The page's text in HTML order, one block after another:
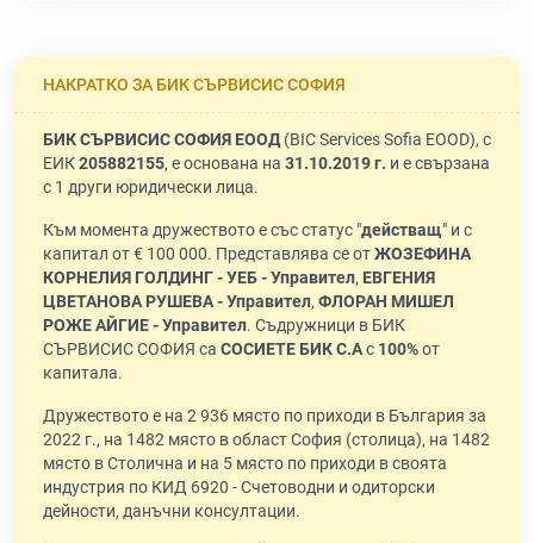
НАКРАТКО ЗА БИК СЪРВИСИС СОФИЯ
БИК СЪРВИСИС СОФИЯ ЕООД(BIC Services Sofia EOOD), с
ЕИК205882155, е основана на 31.10.2019 г. и е свързана
с 1 други юридически лица.
Към момента дружеството е със статус "действащ" и с
капитал от € 100 000. Представлява се отЖОЗЕФИНА
КОРНЕЛИЯ ГОЛДИНГ - УЕБ - Управител, ЕВГЕНИЯ
ЦВЕТАНОВА РУШЕВА - Управител, ФЛОРАН МИШЕЛ
РОЖЕ АЙГИЕ - Управител. Съдружници в БИК
СЪРВИСИС СОФИЯ са СОСИЕТЕ БИК С.Ас 100%от
капитала.
Дружеството е на 2 936 място по приходи в България за
2022 г., на 1482 място в област София (столица), на 1482
място в Столична и на 5 място по приходи в своята
индустрия по КИД 6920 - Счетоводни и одиторски
дейности, данъчни консултации.